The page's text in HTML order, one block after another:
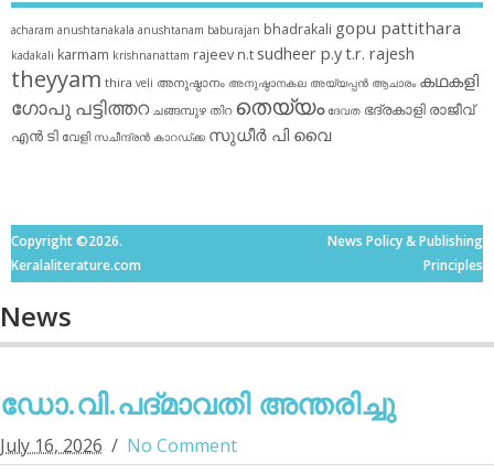
acharam anushtanakala anushtanam baburajan bhadrakali gopu pattithara
kadakali karmam krishnanattam rajeev n.t sudheer p.yt.r. rajesh
theyyam thira veli അനുഷ്ഠാനം അനുഷ്ഠാനകല അയ്യപ്പന്‍ ആചാരം കഥകളി
ഗോപു പട്ടിത്തറ ചങ്ങമ്പുഴ തിറ തെയ്യം ദേവത ഭദ്രകാളി രാജീവ്
എൻ ടി വേളി സചീന്ദ്രന്‍ കാറഡ്ക്ക സുധീര്‍ പി വൈ
Copyright ©2026.
Keralaliterature.com
News Policy & Publishing
Principles
News
ഡോ.വി.പദ്മാവതി അന്തരിച്ചു
July 16, 2026 No Comment